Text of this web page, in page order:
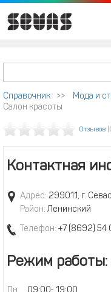
Справочник >> Мода и
Салон красоты
Отзывов
Контактная
Адрес: 299011, г.
Район: Ленинский
Телефон: +7 (8692) 54
Режим работы: